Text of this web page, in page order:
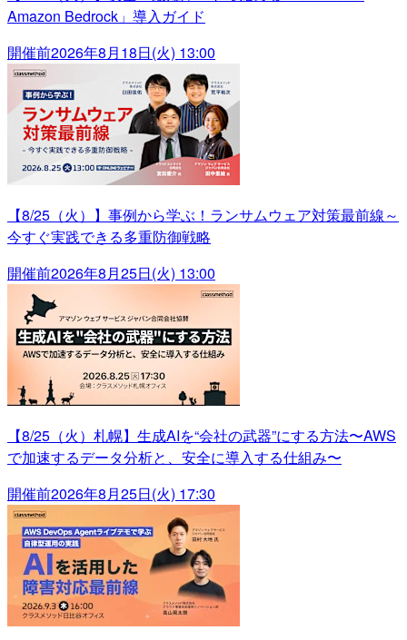
Amazon Bedrock」導入ガイド
開催前2026年8月18日(火) 13:00
【8/25（火）】事例から学ぶ！ランサムウェア対策最前線～
今すぐ実践できる多重防御戦略
開催前2026年8月25日(火) 13:00
【8/25（火）札幌】生成AIを“会社の武器”にする方法〜AWS
で加速するデータ分析と、安全に導入する仕組み〜
開催前2026年8月25日(火) 17:30